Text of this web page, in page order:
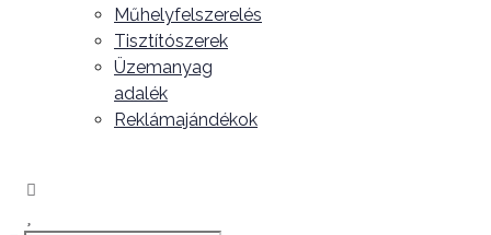
Műhelyfelszerelés
Tisztítószerek
Üzemanyag
adalék
Reklámajándékok